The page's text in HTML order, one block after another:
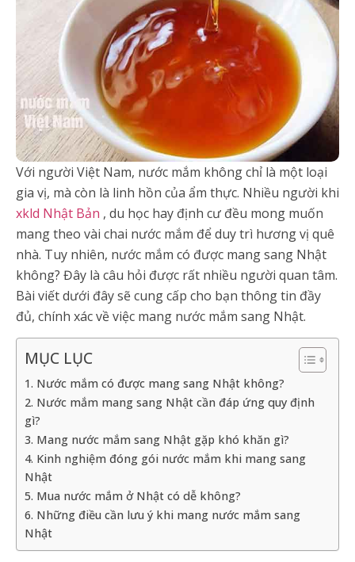
Với người Việt Nam, nước mắm không chỉ là một loại
gia vị, mà còn là linh hồn của ẩm thực. Nhiều người khi
xkld Nhật Bản , du học hay định cư đều mong muốn
mang theo vài chai nước mắm để duy trì hương vị quê
nhà. Tuy nhiên, nước mắm có được mang sang Nhật
không? Đây là câu hỏi được rất nhiều người quan tâm.
Bài viết dưới đây sẽ cung cấp cho bạn thông tin đầy
đủ, chính xác về việc mang nước mắm sang Nhật.
MỤC LỤC
1. Nước mắm có được mang sang Nhật không?
2. Nước mắm mang sang Nhật cần đáp ứng quy định
gì?
3. Mang nước mắm sang Nhật gặp khó khăn gì?
4. Kinh nghiệm đóng gói nước mắm khi mang sang
Nhật
5. Mua nước mắm ở Nhật có dễ không?
6. Những điều cần lưu ý khi mang nước mắm sang
Nhật